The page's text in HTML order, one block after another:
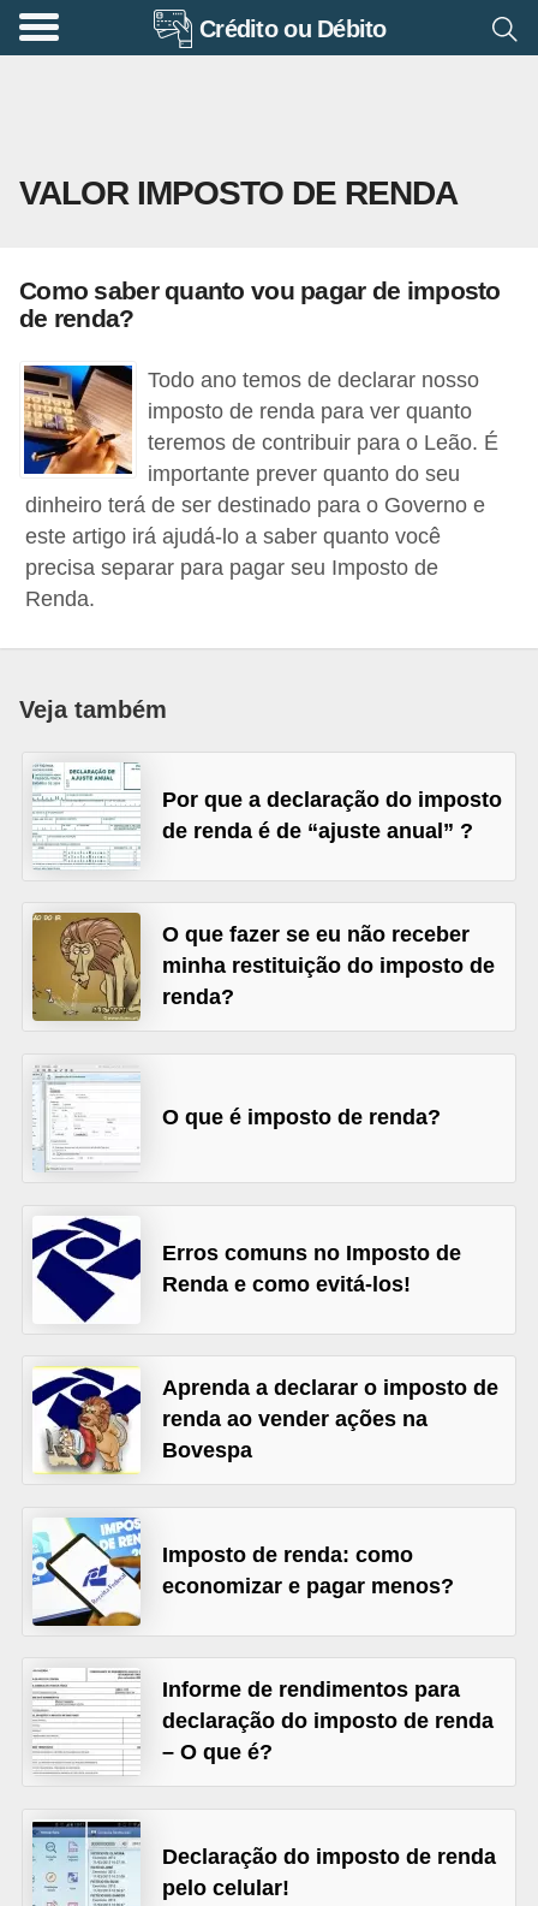
Crédito ou Débito
VALOR IMPOSTO DE RENDA
Como saber quanto vou pagar de imposto
de renda?
Todo ano temos de declarar nosso
imposto de renda para ver quanto
teremos de contribuir para o Leão. É
importante prever quanto do seu
dinheiro terá de ser destinado para o Governo e
este artigo irá ajudá-lo a saber quanto você
precisa separar para pagar seu Imposto de
Renda.
Veja também
Por que a declaração do imposto
de renda é de “ajuste anual” ?
O que fazer se eu não receber
minha restituição do imposto de
renda?
O que é imposto de renda?
Erros comuns no Imposto de
Renda e como evitá-los!
Aprenda a declarar o imposto de
renda ao vender ações na
Bovespa
Imposto de renda: como
economizar e pagar menos?
Informe de rendimentos para
declaração do imposto de renda
– O que é?
Declaração do imposto de renda
pelo celular!
A
e
a
o
r
i
B
a
n
s
i
n
s
i
u
ç
õ
e
f
i
n
a
n
c
e
i
a
s
C
â
m
b
i
C
a